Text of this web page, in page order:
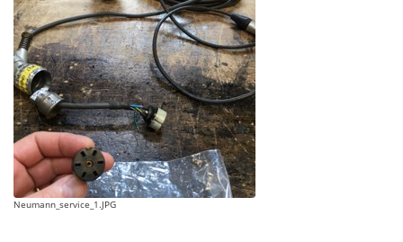
Neumann_service_1.JPG